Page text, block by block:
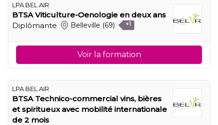
LPA BEL AIR
BTSA Viticulture-Oenologie en deux ans
Diplômante
Belleville (69) +1
Voir la formation
LPA BEL AIR
BTSA Technico-commercial vins, bières
et spiritueux avec mobilité internationale
de 2 mois